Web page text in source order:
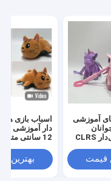
آموزشی
تکشاخ مخمل‌دار CLRS
قیمت
اسباب بازی
12 سانتی
بهترین